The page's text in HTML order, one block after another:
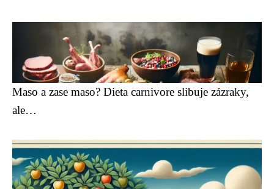
Maso a zase maso? Dieta carnivore slibuje zázraky,
ale…